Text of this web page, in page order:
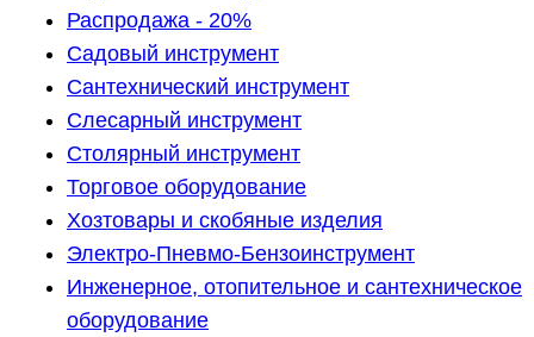
Распродажа - 20%
Садовый инструмент
Сантехнический инструмент
Слесарный инструмент
Столярный инструмент
Торговое оборудование
Хозтовары и скобяные изделия
Электро-Пневмо-Бензоинструмент
Инженерное, отопительное и сантехническое
оборудование